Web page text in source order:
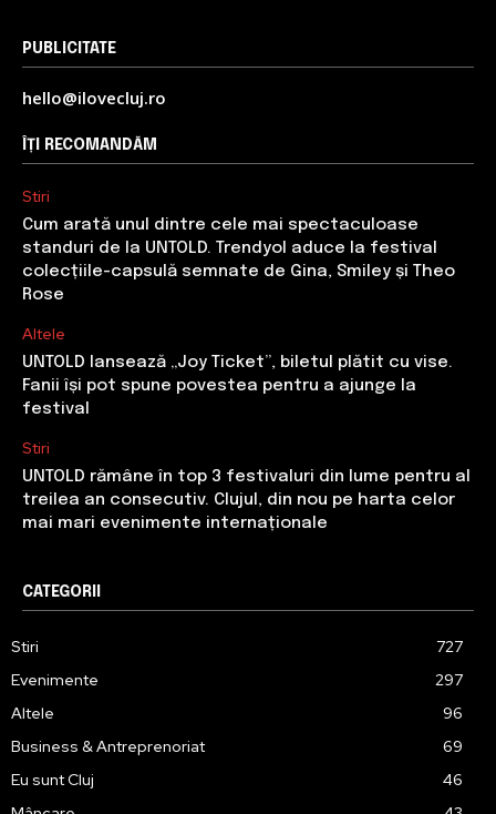
PUBLICITATE
hello@ilovecluj.ro
ÎȚI RECOMANDĂM
Stiri
Cum arată unul dintre cele mai spectaculoase
standuri de la UNTOLD. Trendyol aduce la festival
colecțiile-capsulă semnate de Gina, Smiley și Theo
Rose
Altele
UNTOLD lansează „Joy Ticket”, biletul plătit cu vise.
Fanii își pot spune povestea pentru a ajunge la
festival
Stiri
UNTOLD rămâne în top 3 festivaluri din lume pentru al
treilea an consecutiv. Clujul, din nou pe harta celor
mai mari evenimente internaționale
CATEGORII
Stiri
727
Evenimente
297
Altele
96
Business & Antreprenoriat
69
Eu sunt Cluj
46